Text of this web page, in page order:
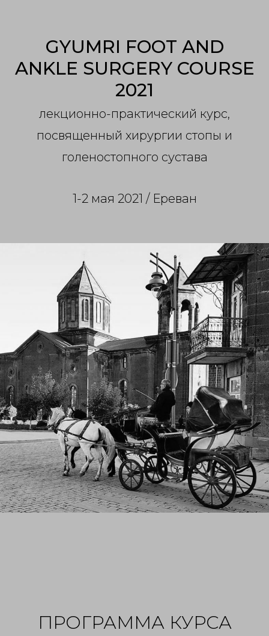
GYUMRI FOOT AND
ANKLE SURGERY COURSE
2021
лекционно-практический курс,
посвященный хирургии стопы и
голеностопного сустава
1-2 мая 2021 / Ереван
ПРОГРАММА КУРСА